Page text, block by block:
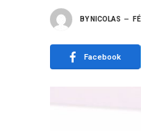
BY NICOLAS
Facebook